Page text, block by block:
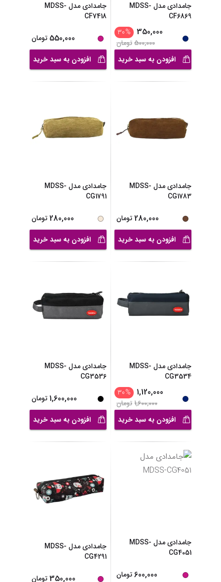
جامدادی مدل MDSS-
CF6869
350,000
%
30
500,000تومان
افزودن به سبد خرید
جامدادی مدل MDSS-
CF7418
550,000 تومان
افزودن به سبد خرید
جامدادی مدل MDSS-
CG1783
280,000تومان
افزودن به سبد خرید
جامدادی مدل MDSS-
CG1791
280,000تومان
افزودن به سبد خرید
جامدادی مدل MDSS-
CG3534
1,120,000
%
30
1,600,000تومان
افزودن به سبد خرید
جامدادی مدل MDSS-
CG3536
1,600,000 تومان
افزودن به سبد خرید
جامدادی مدل MDSS-
CG4051
600,000تومان
جامدادی مدل MDSS-
CG4291
350,000تومان